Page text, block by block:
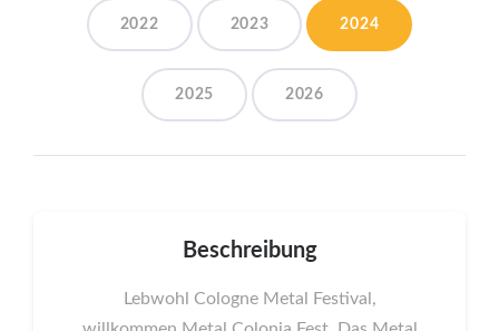
2022 2023 2024
2025 2026
Beschreibung
Lebwohl Cologne Metal Festival,